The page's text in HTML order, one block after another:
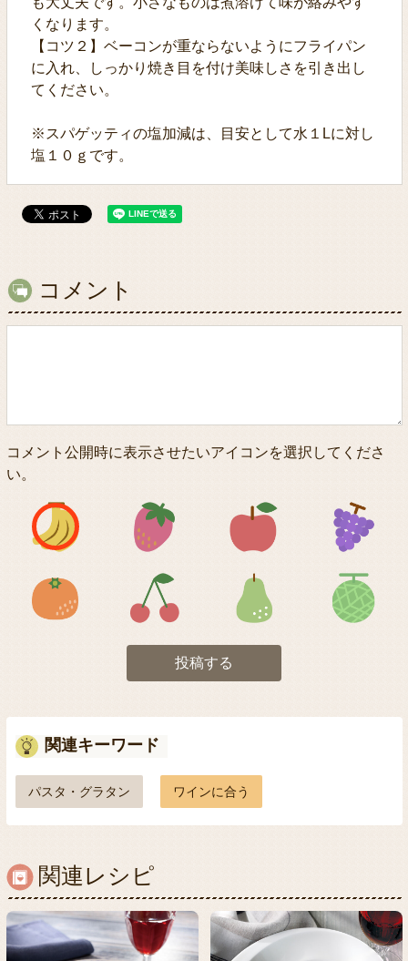
くなります。
【コツ２】ベーコンが重ならないようにフライパン
に入れ、しっかり焼き目を付け美味しさを引き出し
てください。
※スパゲッティの塩加減は、目安として水１Lに対し
塩１０ｇです。
コメント
コメント公開時に表示させたいアイコンを選択してくださ
い。
アイコン1 アイコン2 アイコン3
アイコン5 アイコン6 アイコン7
投稿する
関連キーワード
パスタ・グラタン ワインに合う
関連レシピ